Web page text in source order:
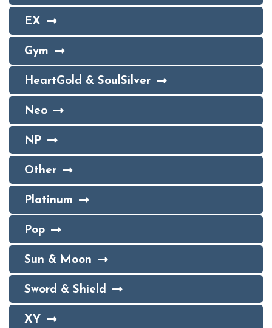
EX
Gym
HeartGold & SoulSilver
Neo
NP
Other
Platinum
Pop
Sun & Moon
Sword & Shield
XY